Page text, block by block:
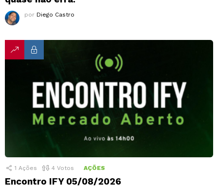
por Diego Castro
1 Ações 4 Votos AÇÕES
Encontro IFY 05/08/2026